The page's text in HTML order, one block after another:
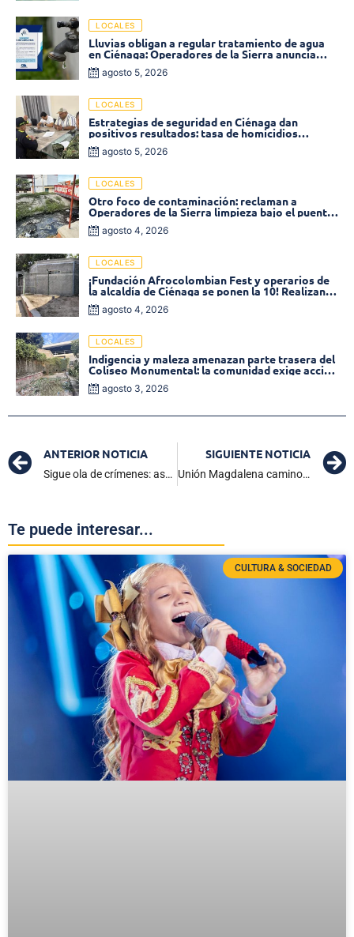
LOCALES
Lluvias obligan a regular tratamiento de agua
en Ciénaga: Operadores de la Sierra anuncia
baja presión en varios sectores
agosto 5, 2026
LOCALES
Estrategias de seguridad en Ciénaga dan
positivos resultados: tasa de homicidios
disminuyó un 58% en 2026
agosto 5, 2026
LOCALES
Otro foco de contaminación: reclaman a
Operadores de la Sierra limpieza bajo el puente
de la calle 19 con carrera 11
agosto 4, 2026
LOCALES
¡Fundación Afrocolombian Fest y operarios de
la alcaldía de Ciénaga se ponen la 10! Realizan
limpieza de la parte posterior del Coliseo
Monumental
agosto 4, 2026
LOCALES
Indigencia y maleza amenazan parte trasera del
Coliseo Monumental: la comunidad exige acción
inmediata!
agosto 3, 2026
ANTERIOR NOTICIA
Sigue ola de crímenes: asesinan a un hombre en local comercial de Ciénaga
SIGUIENTE NOTICIA
Unión Magdalena camino a la A: Real Cundinamarca su primer reto
Te puede interesar...
CULTURA & SOCIEDAD